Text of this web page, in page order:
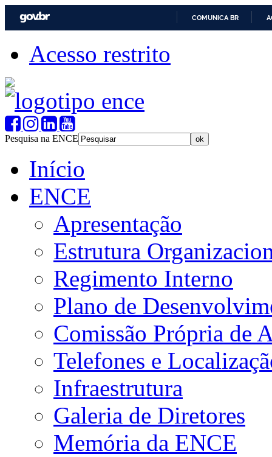
COMUNICA BR
Acesso restrito
Pesquisa na ENCE
Início
ENCE
Apresentação
Estrutura
Regimento Interno
Plano de
Comissão Própria de
Telefones e
Infraestrutura
Galeria de Diretores
Memória da ENCE